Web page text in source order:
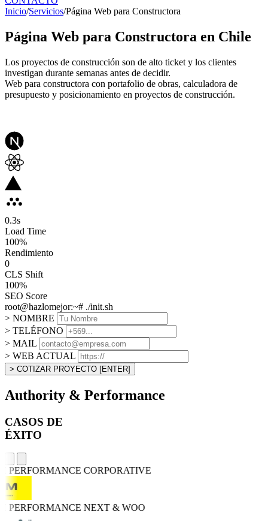
Inicio/Servicios/Página Web para Constructora
Página Web para Constructora en Chile
Los proyectos de construcción son de alto ticket y los clientes
investigan durante semanas antes de decidir.
Web para constructora con portafolio de obras, calculadora de
presupuesto y posicionamiento en proyectos de construcción.
0.3s
Load Time
100%
Rendimiento
0
CLS Shift
100%
SEO Score
root@hazlomejor:~# ./init.sh
> NOMBRE
> TELÉFONO
> MAIL
> WEB ACTUAL
> COTIZAR PROYECTO [ENTER]
Authority & Performance
CASOS DE
ÉXITO
PERFORMANCECORPORATIVE
PERFORMANCENEXT & WOO